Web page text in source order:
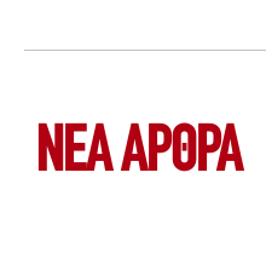
ΝΕΑ ΆΡΘΡΑ